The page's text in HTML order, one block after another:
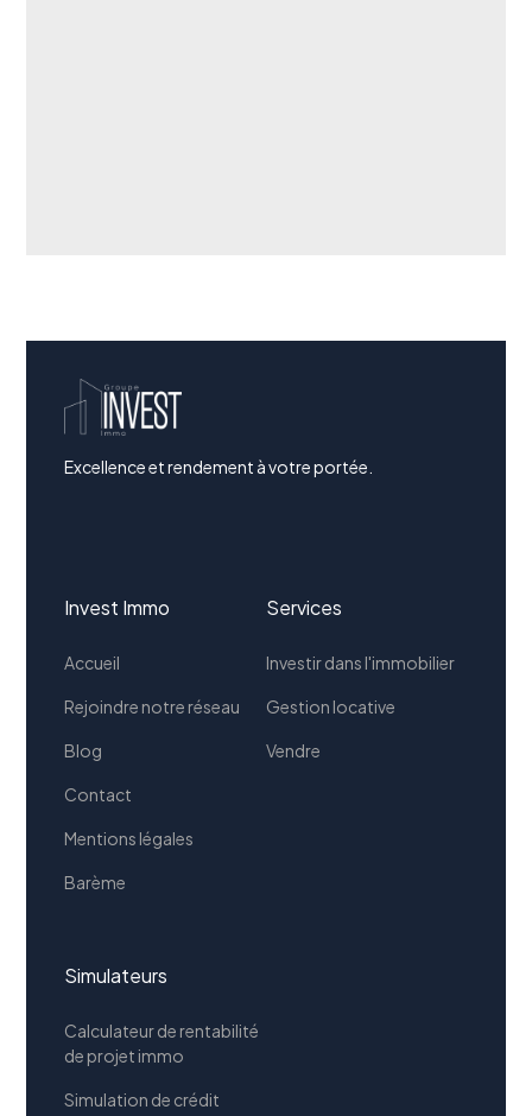
Excellence et rendement à votre portée.
Invest Immo
Accueil
Rejoindre notre réseau
Blog
Contact
Mentions légales
Barème
Services
Investir dans l'immobilier
Gestion locative
Vendre
Simulateurs
Calculateur de rentabilité
de projet immo
Simulation de crédit